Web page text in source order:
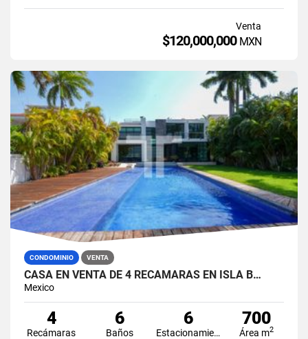
Venta
$120,000,000 MXN
CONDOMINIO VENTA
CASA EN VENTA DE 4 RECÁMARAS EN ISLA B…
Mexico
4
Recámaras
6
Baños
6
Estacionamiento
700
Área m2